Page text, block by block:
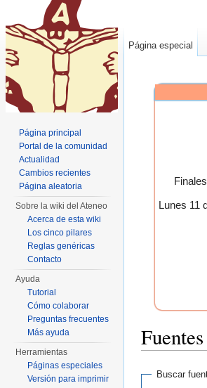
Lunes 11
Buscar
Página especial
Página principal
Portal de la comunidad
Actualidad
Cambios recientes
Página aleatoria
Sobre la wiki del Ateneo
Acerca de esta wiki
Los cinco pilares
Reglas genéricas
Contacto
Ayuda
Tutorial
Cómo colaborar
Preguntas frecuentes
Más ayuda
Herramientas
Páginas especiales
Versión para imprimir